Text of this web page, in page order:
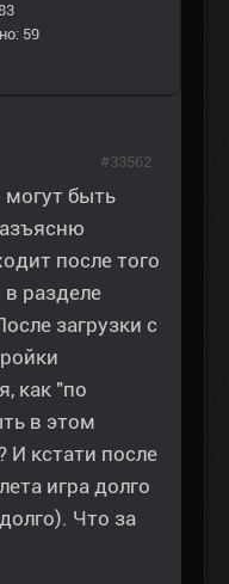
59
могут быть
после того
разделе
загрузки с
как "по
в этом
И кстати после
игра долго
Что за
#33562